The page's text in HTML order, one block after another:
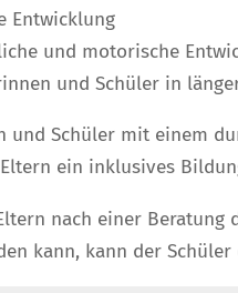
Entwicklung
und motorische
und Schüler in
und Schüler mit einem
ein inklusives
nach einer
kann, kann der